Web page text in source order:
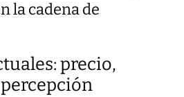
la cadena de
precio,